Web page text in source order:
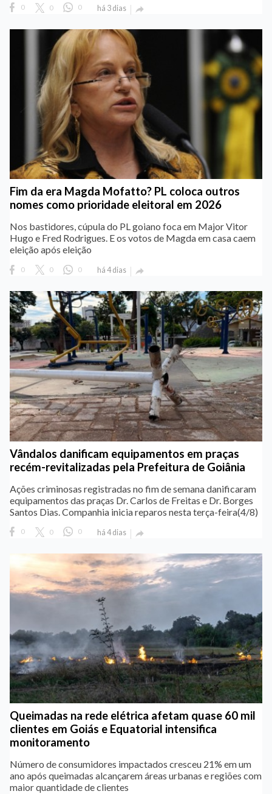
0 0 0 há 3 dias 
Fim da era Magda Mofatto? PL coloca outros
nomes como prioridade eleitoral em 2026
Nos bastidores, cúpula do PL goiano foca em Major Vitor
Hugo e Fred Rodrigues. E os votos de Magda em casa caem
eleição após eleição
0 0 0 há 4 dias 
Vândalos danificam equipamentos em praças
recém-revitalizadas pela Prefeitura de Goiânia
Ações criminosas registradas no fim de semana danificaram
equipamentos das praças Dr. Carlos de Freitas e Dr. Borges
Santos Dias. Companhia inicia reparos nesta terça-feira(4/8)
0 0 0 há 4 dias 
Queimadas na rede elétrica afetam quase 60 mil
clientes em Goiás e Equatorial intensifica
monitoramento
Número de consumidores impactados cresceu 21% em um
ano após queimadas alcançarem áreas urbanas e regiões com
maior quantidade de clientes